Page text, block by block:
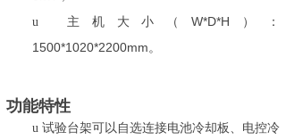
u
主机大小（W*D*H ）：
1500*1020*2200mm。
功能特性
u 试验台架可以自选连接电池冷却板、电控冷